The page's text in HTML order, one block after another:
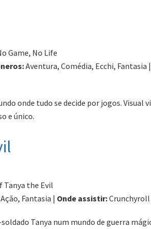
Game, No Life
Aventura, Comédia, Ecchi, Fantasia |
onde tudo se decide por jogos. Visual
e único.
Tanya the Evil
Fantasia | Onde assistir:Crunchyroll
Tanya num mundo de guerra